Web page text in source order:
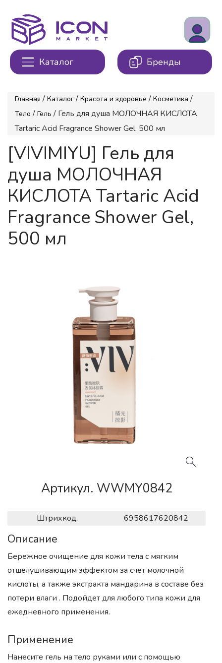
Каталог Бренды
Главная / Каталог / Красота и здоровье / Косметика /
Тело / Гель / Гель для душа МОЛОЧНАЯ КИСЛОТА
Tartaric Acid Fragrance Shower Gel, 500 мл
[VIVIMIYU] Гель для
душа МОЛОЧНАЯ
КИСЛОТА Tartaric Acid
Fragrance Shower Gel,
500 мл
Артикул. WWMY0842
Штрихкод. 6958617620842
Описание
Бережное очищение для кожи тела с мягким
отшелушивающим эффектом за счет молочной
кислоты, а также экстракта мандарина в составе без
потери влаги . Подойдет для любого типа кожи для
ежедневного применения.
Применение
Нанесите гель на тело руками или с помощью